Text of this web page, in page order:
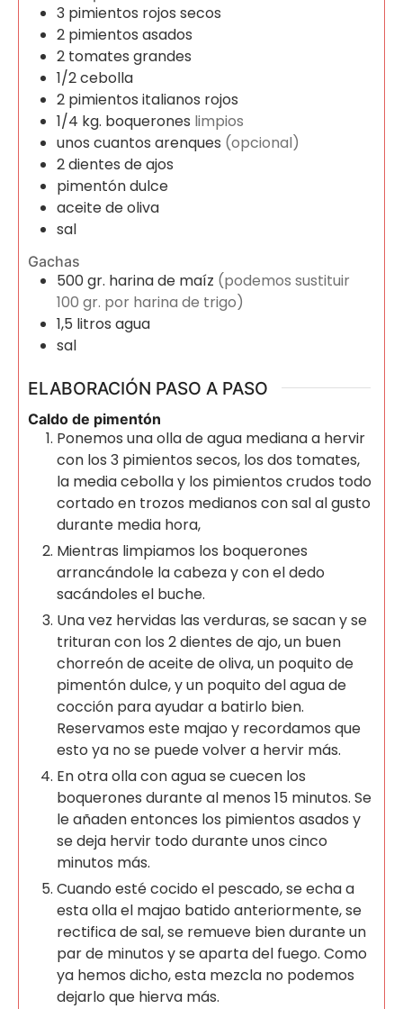
3 pimientos rojos secos
2 pimientos asados
2 tomates grandes
1/2cebolla
2 pimientos italianos rojos
1/4 kg. boquerones limpios
unos cuantos arenques (opcional)
2dientes de ajos
pimentón dulce
aceite de oliva
sal
Gachas
500gr. harina de maíz (podemos sustituir
100 gr. por harina de trigo)
1,5 litros agua
sal
ELABORACIÓN PASO A PASO
Caldo de pimentón
Ponemos una olla de agua mediana a hervir
con los 3 pimientos secos, los dos tomates,
la media cebolla y los pimientos crudos todo
cortado en trozos medianos con sal al gusto
durante media hora,
Mientras limpiamos los boquerones
arrancándole la cabeza y con el dedo
sacándoles el buche.
Una vez hervidas las verduras, se sacan y se
trituran con los 2 dientes de ajo, un buen
chorreón de aceite de oliva, un poquito de
pimentón dulce, y un poquito del agua de
cocción para ayudar a batirlo bien.
Reservamos este majao y recordamos que
esto ya no se puede volver a hervir más.
En otra olla con agua se cuecen los
boquerones durante al menos 15 minutos. Se
le añaden entonces los pimientos asados y
se deja hervir todo durante unos cinco
minutos más.
Cuando esté cocido el pescado, se echa a
esta olla el majao batido anteriormente, se
rectifica de sal, se remueve bien durante un
par de minutos y se aparta del fuego. Como
ya hemos dicho, esta mezcla no podemos
dejarlo que hierva más.